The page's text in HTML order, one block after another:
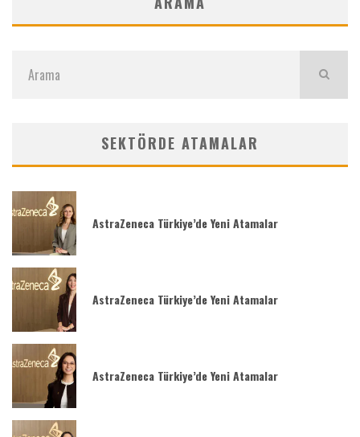
SEKTÖRDE ATAMALAR
AstraZeneca Türkiye’de Yeni Atamalar
AstraZeneca Türkiye’de Yeni Atamalar
AstraZeneca Türkiye’de Yeni Atamalar